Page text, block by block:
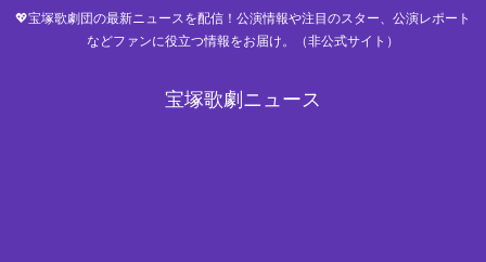
💖宝塚歌劇団の最新ニュースを配信！公演情報や注目のスター、公演レポート
などファンに役立つ情報をお届け。（非公式サイト）
宝塚歌劇ニュース